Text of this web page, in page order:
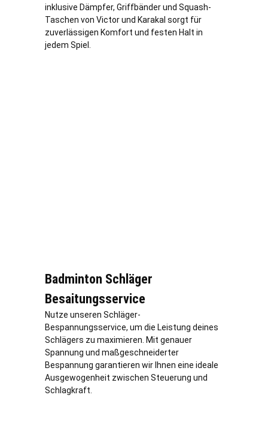
inklusive Dämpfer, Griffbänder und Squash-
Taschen von Victor und Karakal sorgt für
zuverlässigen Komfort und festen Halt in
jedem Spiel.
Badminton Schläger
Besaitungsservice
Nutze unseren Schläger-
Bespannungsservice, um die Leistung deines
Schlägers zu maximieren. Mit genauer
Spannung und maßgeschneiderter
Bespannung garantieren wir Ihnen eine ideale
Ausgewogenheit zwischen Steuerung und
Schlagkraft.